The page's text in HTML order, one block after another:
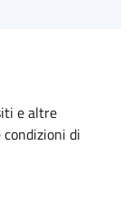
e altre
di